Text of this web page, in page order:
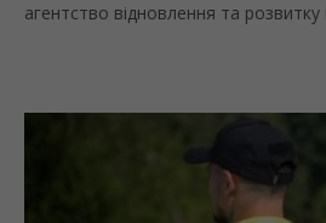
агентство відновлення та розвитку